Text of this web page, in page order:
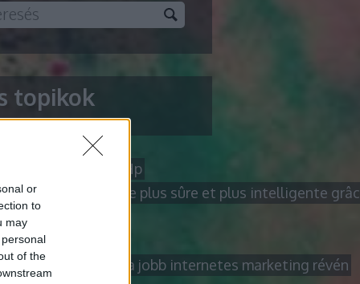
or
to
may
of the
topikok
Acer Hp
en ligne de manière plus sûre et plus intelligente
céljait a jobb internetes marketing révén